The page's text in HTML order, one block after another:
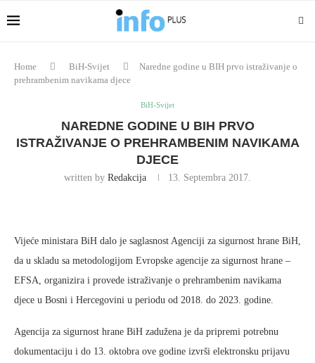
Home BiH-Svijet
Naredne godine u BIH prvo istraživanje o
prehrambenim navikama djece
BiH-Svijet
NAREDNE GODINE U BIH PRVO
ISTRAŽIVANJE O PREHRAMBENIM NAVIKAMA
DJECE
written by Redakcija 13. Septembra 2017.
Vijeće ministara BiH dalo je saglasnost Agenciji za sigurnost hrane BiH,
da u skladu sa metodologijom Evropske agencije za sigurnost hrane –
EFSA, organizira i provede istraživanje o prehrambenim navikama
djece u Bosni i Hercegovini u periodu od 2018. do 2023. godine.
Agencija za sigurnost hrane BiH zadužena je da pripremi potrebnu
dokumentaciju i do 13. oktobra ove godine izvrši elektronsku prijavu